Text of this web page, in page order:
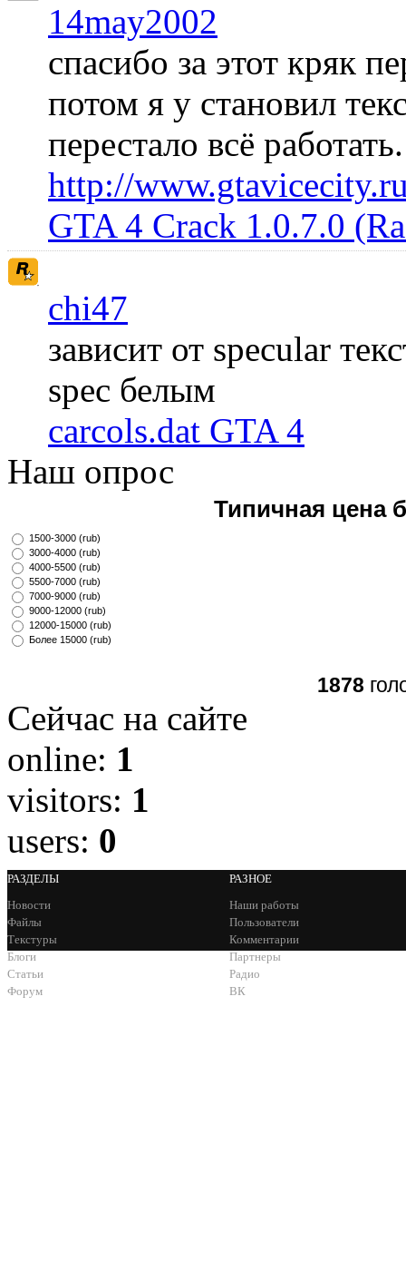
14may2002
спасибо за этот кряк
потом я у становил
перестало всё
http://
GTA 4 Crack 1.0.7.0
chi47
зависит от specular
spec белым
carcols.dat GTA 4
Наш опрос
Типичная цена
1500-3000 (rub)
3000-4000 (rub)
4000-5500 (rub)
5500-7000 (rub)
7000-9000 (rub)
9000-12000 (rub)
12000-15000 (rub)
Более 15000 (rub)
1878
Сейчас на сайте
online: 1
visitors: 1
users: 0
РАЗДЕЛЫ
Новости
Файлы
Текстуры
Блоги
Статьи
Форум
РАЗНОЕ
Наши работы
Пользователи
Комментарии
Партнеры
Радио
ВК